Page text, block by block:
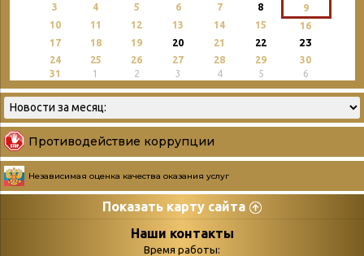
3 4 5 6 7 8
9
10
11 12 13 14 15
16
17
18 19 20 21 22 23
24 25 26 27 28 29
30
31
1 2 3 4 5 6
Противодействие коррупции
Независимая оценка качества оказания услуг
Показать карту сайта
СтраницыНаши контакты
Время работы: